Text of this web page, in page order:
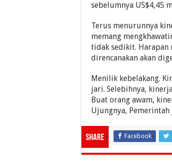
sebelumnya US$4,45
Terus menurunnya
memang
tidak sedikit. Harapan
direncanakan akan
Menilik kebelakang.
jari. Selebihnya,
Buat orang awam,
Ujungnya,
Share Facebook